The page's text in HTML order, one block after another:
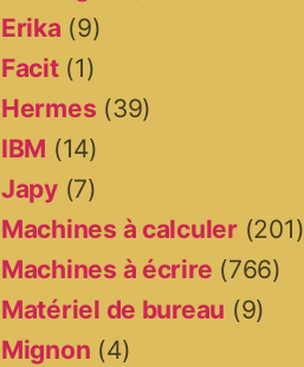
Erika (9)
Facit(1)
Hermes (39)
IBM (14)
Japy(7)
Machines à calculer(201)
Machines à écrire (766)
Matériel de bureau (9)
Mignon (4)